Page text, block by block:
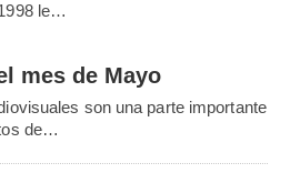
le…
mes de Mayo
son una parte importante
de…